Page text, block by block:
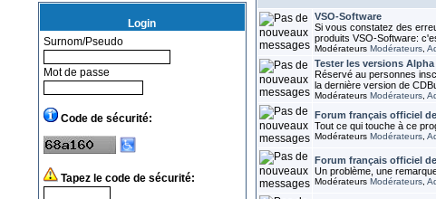
Login
Surnom/Pseudo
Mot de passe
Code de sécurité:
Tapez le code de sécurité:
VSO-Software
Si vous constatez des
produits VSO-Software:
Modérateurs Modérateurs,
Tester les versions
Réservé au personnes
la dernière version de
Modérateurs Modérateurs,
Forum français officiel
Tout ce qui touche à ce
Modérateurs Modérateurs,
Forum français officiel
Un problème, une
Modérateurs Modérateurs,